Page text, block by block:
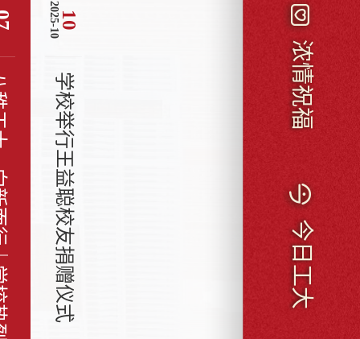
浓情祝福
今日工大
10
2025-10
学校举行王益聪校友捐赠仪式